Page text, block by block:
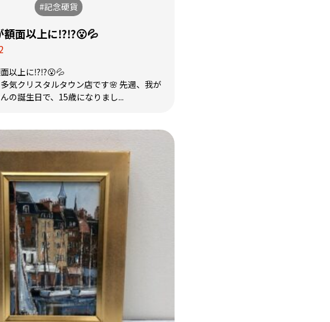
#記念硬貨
額面以上に⁉️⁉️😮💦
以上に⁉️⁉️😮💦
気クリスタルタウン店です🌸 先週、我が
の誕生日で、15歳になりまし...